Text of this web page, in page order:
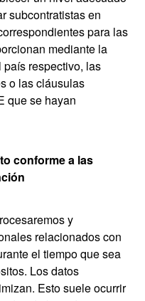
subcontratistas en
para las
mediante la
respectivo, las
o las cláusulas
que se hayan
conforme a las
y
relacionados con
el tiempo que sea
Los datos
Esto suele ocurrir